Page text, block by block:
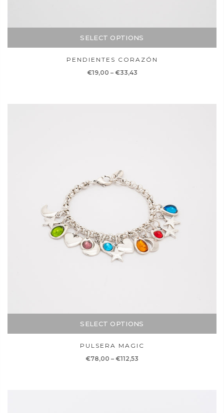
SELECT OPTIONS
PENDIENTES CORAZÓN
€19,00 – €33,43
SELECT OPTIONS
PULSERA MAGIC
€78,00 – €112,53